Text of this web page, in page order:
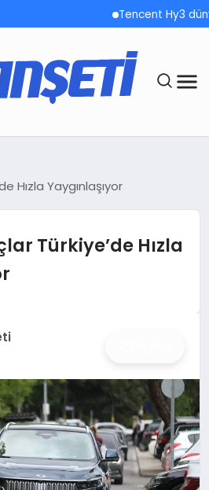
Tencent Hy3 dünya
Hızla Yaygınlaşıyor
Türkiye’de Hızla